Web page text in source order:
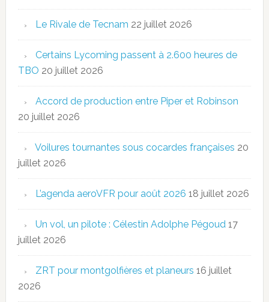
Le Rivale de Tecnam 22 juillet 2026
Certains Lycoming passent à 2.600 heures de
TBO 20 juillet 2026
Accord de production entre Piper et Robinson
20 juillet 2026
Voilures tournantes sous cocardes françaises 20
juillet 2026
L’agenda aeroVFR pour août 2026 18 juillet 2026
Un vol, un pilote : Célestin Adolphe Pégoud 17
juillet 2026
ZRT pour montgolfières et planeurs 16 juillet
2026